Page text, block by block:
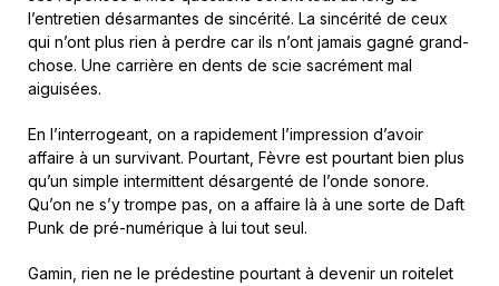
l’entretien désarmantes de sincérité. La sincérité de ceux
qui n’ont plus rien à perdre car ils n’ont jamais gagné grand-
chose. Une carrière en dents de scie sacrément mal
aiguisées.
En l’interrogeant, on a rapidement l’impression d’avoir
affaire à un survivant. Pourtant, Fèvre est pourtant bien plus
qu’un simple intermittent désargenté de l’onde sonore.
Qu’on ne s’y trompe pas, on a affaire là à une sorte de Daft
Punk de pré-numérique à lui tout seul.
Gamin, rien ne le prédestine pourtant à devenir un roitelet